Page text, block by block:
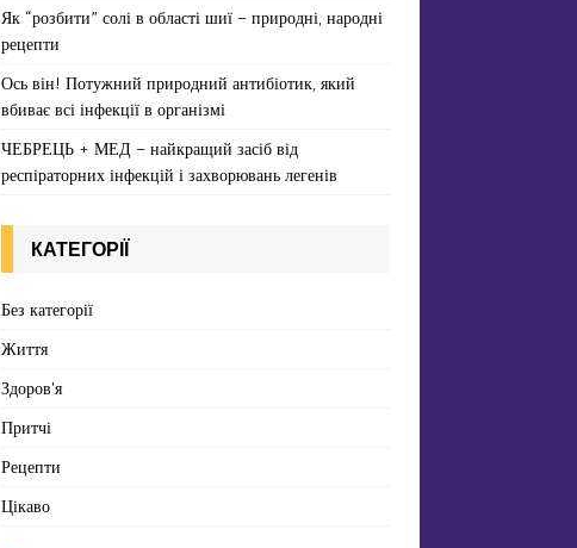
Як “розбити” солі в області шиї – природні, народні
рецепти
Ось він! Потужний природний антибіотик, який
вбиває всі інфекції в організмі
ЧЕБРЕЦЬ + МЕД – найкращий засіб від
респіраторних інфекцій і захворювань легенів
КАТЕГОРІЇ
Без категорії
Життя
Здоров'я
Притчі
Рецепти
Цікаво